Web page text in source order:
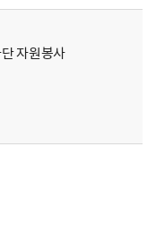
자원봉사